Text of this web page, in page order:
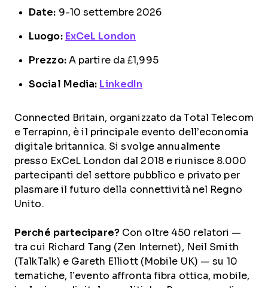
Date: 9-10 settembre 2026
Luogo: ExCeL London
Prezzo:A partire da £1,995
Social Media: LinkedIn
Connected Britain, organizzato da Total Telecom
e Terrapinn, è il principale evento dell’economia
digitale britannica. Si svolge annualmente
presso ExCeL London dal 2018 e riunisce 8.000
partecipanti del settore pubblico e privato per
plasmare il futuro della connettività nel Regno
Unito.
Perché partecipare?Con oltre 450 relatori —
tra cui Richard Tang (Zen Internet), Neil Smith
(TalkTalk) e Gareth Elliott (Mobile UK) — su 10
tematiche, l’evento affronta fibra ottica, mobile,